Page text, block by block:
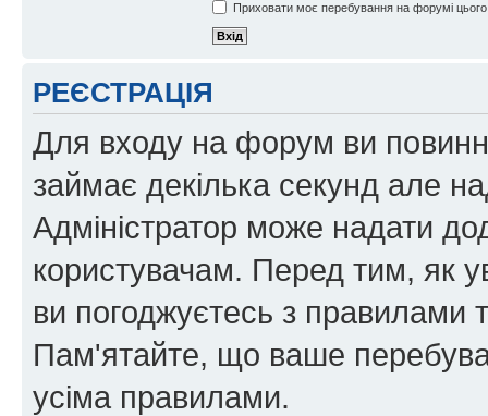
Приховати моє перебування на форумі
РЕЄСТРАЦІЯ
Для входу на форум ви
займає декілька секунд але
Адміністратор може надати
користувачам. Перед тим, як
ви погоджуєтесь з правилами
Пам'ятайте, що ваше
усіма правилами.